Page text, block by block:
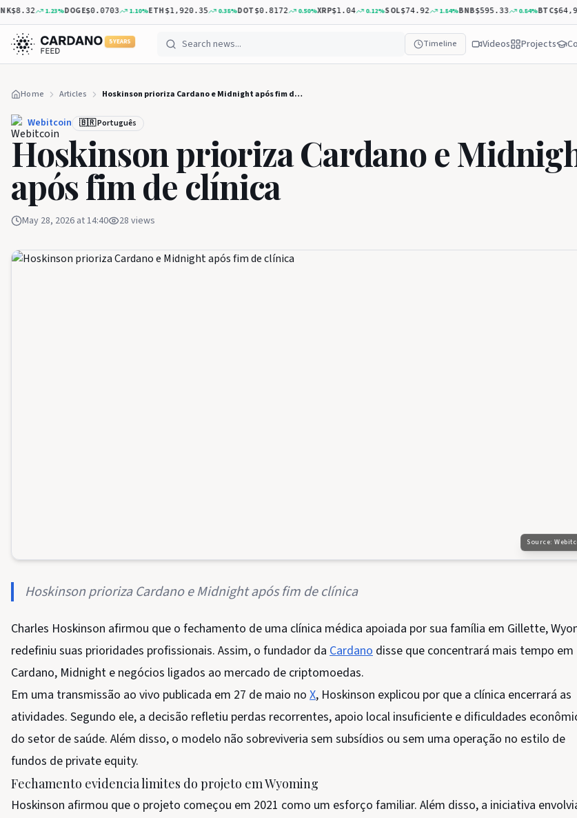
1.23%DOGE$0.0703 1.10%ETH$1,920.35 0.38%DOT$0.8172 0.50%XRP$1.04 0.12%SOL$74.92 1.84%BNB$595.33 0.84%BTC
5 YEARS Timeline Videos Projects
Home Articles Hoskinson prioriza Cardano e Midnight após fim de clínica
Webitcoin 🇧🇷 Português
Hoskinson prioriza Cardano e
após fim de clínica
May 28, 2026 at 14:40 28 views
Source:
Hoskinson prioriza Cardano e Midnight após fim de clínica
Charles Hoskinson afirmou que o fechamento de uma clínica médica apoiada por sua família em Gillette,
redefiniu suas prioridades profissionais. Assim, o fundador da Cardano disse que concentrará mais tempo em
Cardano, Midnight e negócios ligados ao mercado de criptomoedas.
Em uma transmissão ao vivo publicada em 27 de maio no X, Hoskinson explicou por que a clínica encerrará as
atividades. Segundo ele, a decisão refletiu perdas recorrentes, apoio local insuficiente e dificuldades
do setor de saúde. Além disso, o modelo não sobreviveria sem subsídios ou sem uma operação no estilo de
fundos de private equity.
Fechamento evidencia limites do projeto em Wyoming
Hoskinson afirmou que o projeto começou em 2021 como um esforço familiar. Além disso, a iniciativa